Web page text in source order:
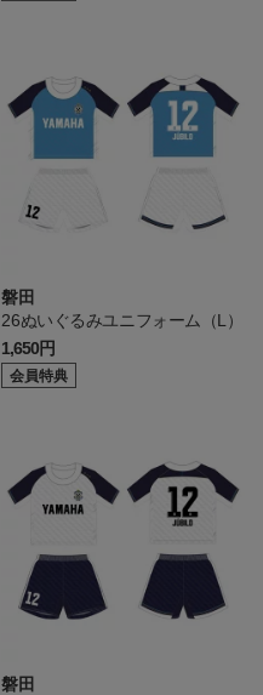
磐田
26ぬいぐるみユニフォーム（L）
1,650円
会員特典
磐田